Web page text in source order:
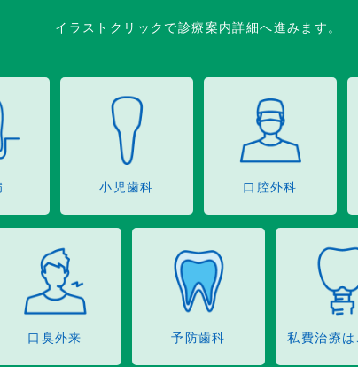
イラストクリックで診療案内詳細へ進みます。
小児歯科 口腔外科
口臭外来 予防歯科 私費治療は